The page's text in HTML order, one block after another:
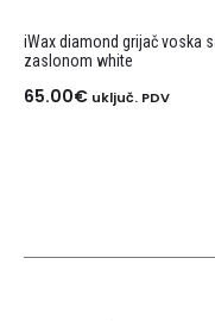
iWax diamond grijač voska
zaslonom white
65.00€ uključ. PDV